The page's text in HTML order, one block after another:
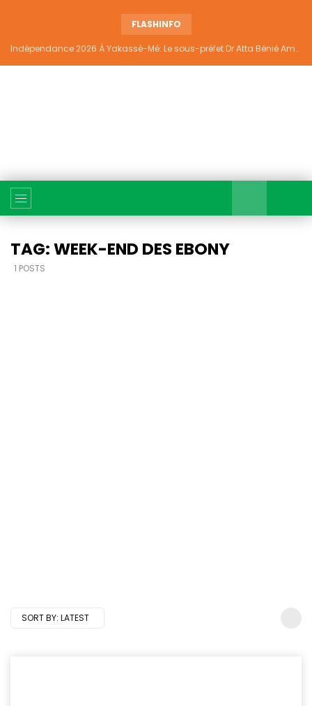
FLASHINFO
Indépendance 2026 À Yakassé-Mé: Le sous-préfet Dr Atta Bénié Amédé appelle à l’unité, à la sécurité et au développement
TAG: WEEK-END DES EBONY
1 POSTS
SORT BY: LATEST